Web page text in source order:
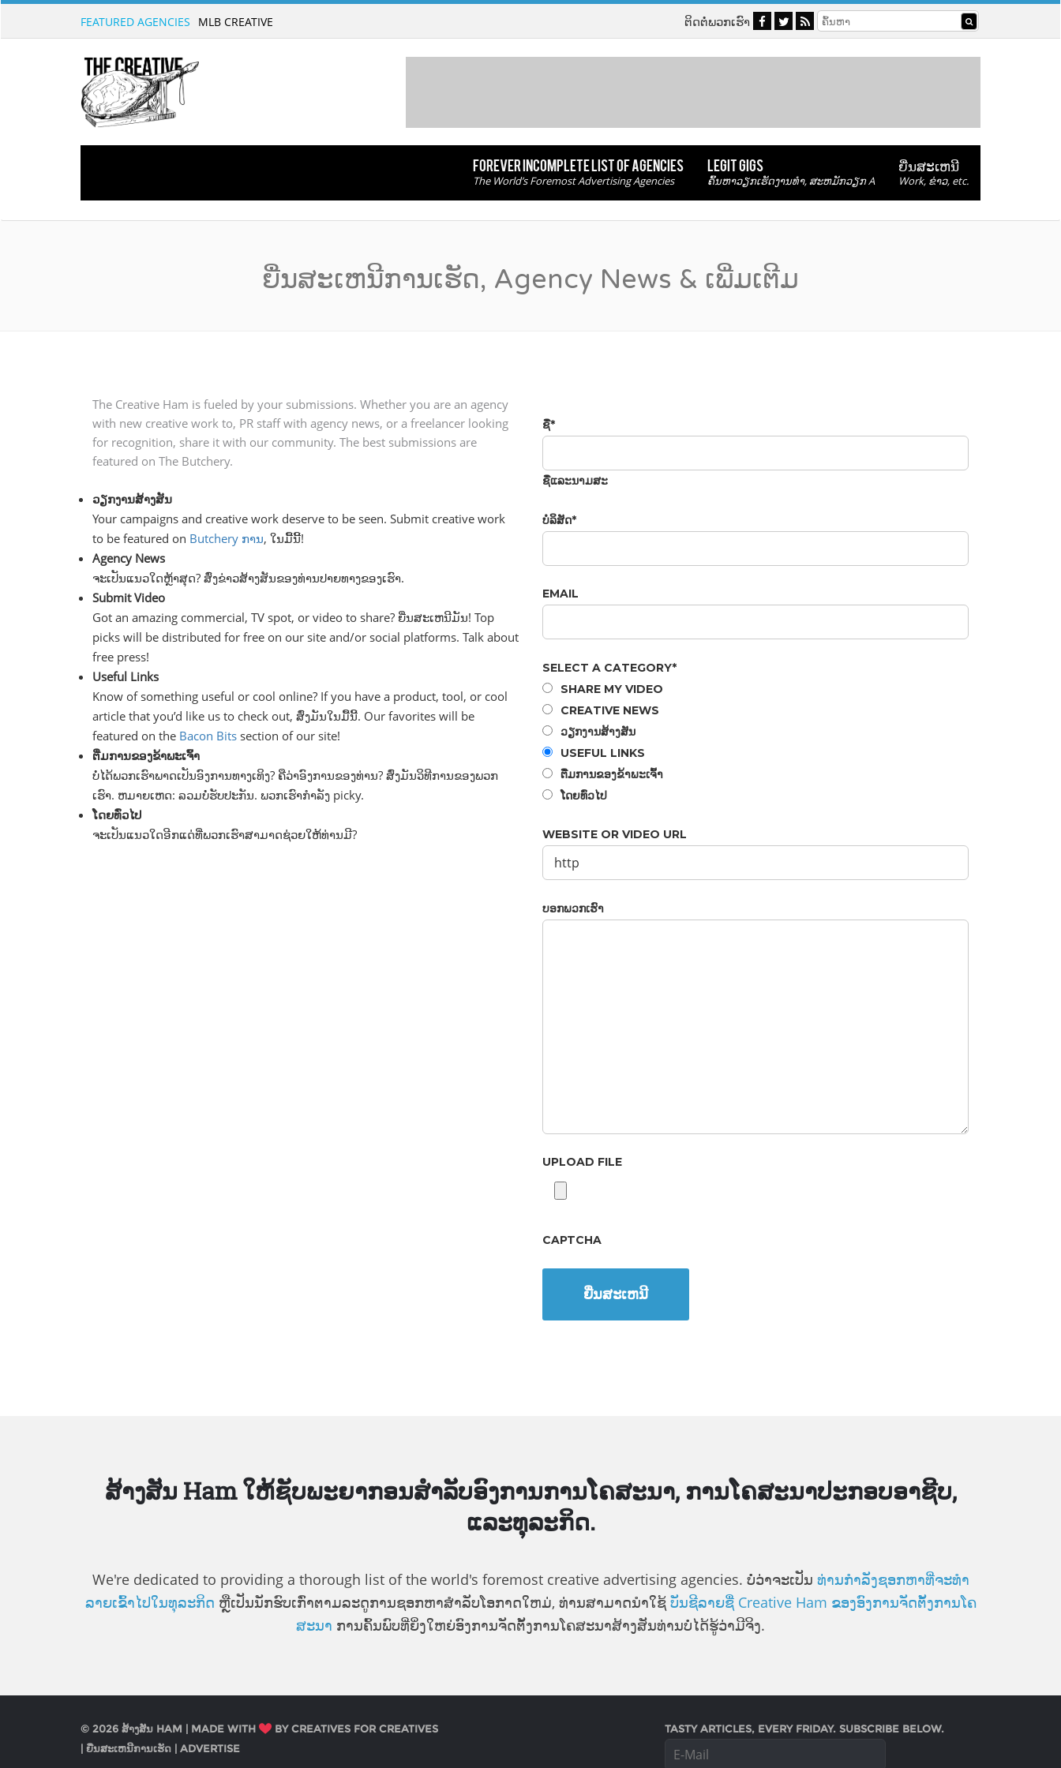
FEATURED AGENCIES MLB CREATIVE ຕິດ​ຕໍ່​ພວກ​ເຮົາ
FOREVER INCOMPLETE LIST OF AGENCIES
The World’s Foremost Advertising Agencies
LEGIT GIGS
ຄົ້ນ​ຫາ​ວຽກ​ເຮັດ​ງານ​ທໍາ, ສະ​ຫມັກ​ວຽກ A
ຍື່ນ​ສະ​ເຫນີ
Work, ຂ່າວ, etc.
ຍື່ນ​ສະ​ເຫນີ​ການ​ເຮັດ, Agency News & ເພີ່ມ​ເຕີມ
The Creative Ham is fueled by your submissions. Whether you are an agency
with new creative work to, PR staff with agency news, or a freelancer looking
for recognition, share it with our community. The best submissions are
featured on The Butchery.
ວຽກ​ງານ​ສ້າງ​ສັນ
Your campaigns and creative work deserve to be seen. Submit creative work
to be featured on Butchery ການ, ໃນ​ມື້​ນີ້!
Agency News
ຈະ​ເປັນ​ແນວ​ໃດ​ຫຼ້າ​ສຸດ? ສົ່ງ​ຂ່າວ​ສ້າງ​ສັນ​ຂອງ​ທ່ານ​ປາຍ​ທາງ​ຂອງ​ເຮົາ.
Submit Video
Got an amazing commercial, TV spot, or video to share? ຍື່ນ​ສະ​ເຫນີ​ມັນ! Top
picks will be distributed for free on our site and/or social platforms. Talk about
free press!
Useful Links
Know of something useful or cool online? If you have a product, tool, or cool
article that you’d like us to check out, ສົ່ງ​ມັນ​ໃນ​ມື້​ນີ້. Our favorites will be
featured on the Bacon Bits section of our site!
ຕື່ມ​ການ​ຂອງ​ຂ້າ​ພະ​ເຈົ້າ
ບໍ່​ໄດ້​ພວກ​ເຮົາ​ພາດ​ເປັນ​ອົງ​ການ​ທາງ​ເທິງ? ຄື​ວ່າ​ອົງ​ການ​ຂອງ​ທ່ານ? ສົ່ງ​ມັນ​ວິ​ທີ​ການ​ຂອງ​ພວກ​
ເຮົາ. ຫມາຍ​ເຫດ: ລວມ​ບໍ່​ຮັບ​ປະ​ກັນ. ພວກ​ເຮົາ​ກໍາ​ລັງ picky.
ໂດຍ​ທົ່ວ​ໄປ
ຈະ​ເປັນ​ແນວ​ໃດ​ອີກ​ແດ່​ທີ່​ພວກ​ເຮົາ​ສາ​ມາດ​ຊ່ວຍ​ໃຫ້​ທ່ານ​ມີ?
ຊື່*
ຊື່​ແລະ​ນາມ​ສະ
ບໍ​ລິ​ສັດ*
EMAIL
SELECT A CATEGORY*
SHARE MY VIDEO
CREATIVE NEWS
ວຽກ​ງານ​ສ້າງ​ສັນ
USEFUL LINKS
ຕື່ມ​ການ​ຂອງ​ຂ້າ​ພະ​ເຈົ້າ
ໂດຍ​ທົ່ວ​ໄປ
WEBSITE OR VIDEO URL
ບອກ​ພວກ​ເຮົາ
UPLOAD FILE
file
docx.
CAPTCHA
ສ້າງ​ສັນ Ham ໃຫ້​ຊັບ​ພະ​ຍາ​ກອນ​ສໍາ​ລັບ​ອົງ​ການ​ການ​ໂຄ​ສະ​ນາ, ການ​ໂຄ​ສະ​ນາ​ປະ​ກອບ​ອາ​ຊີບ,
ແລະ​ທຸ​ລະ​ກິດ.
We're dedicated to providing a thorough list of the world's foremost creative advertising agencies. ບໍ່​ວ່າ​ຈະ​ເປັນ ທ່ານ​ກໍາ​ລັງ​ຊອກ​ຫາ​ທີ່​ຈະ​ທໍາ​
ລາຍ​ເຂົ້າ​ໄປ​ໃນ​ທຸ​ລະ​ກິດ ຫຼື​ເປັນ​ນັກ​ຮົບ​ເກົ່າ​ຕາມ​ລະ​ດູ​ການ​ຊອກ​ຫາ​ສໍາ​ລັບ​ໂອ​ກາດ​ໃຫມ່, ທ່ານ​ສາ​ມາດ​ນໍາ​ໃຊ້ ບັນ​ຊີ​ລາຍ​ຊື່ Creative Ham ຂອງ​ອົງ​ການ​ຈັດ​ຕັ້ງ​ການ​ໂຄ​
ສະ​ນາ ການ​ຄົ້ນ​ພົບ​ທີ່​ຍິ່ງ​ໃຫຍ່​ອົງ​ການ​ຈັດ​ຕັ້ງ​ການ​ໂຄ​ສະ​ນາ​ສ້າງ​ສັນ​ທ່ານ​ບໍ່​ໄດ້​ຮູ້​ວ່າ​ມີ​ຈິງ.
© 2026 ສ້າງ​ສັນ HAM | MADE WITH
BY CREATIVES FOR CREATIVES
| ຍື່ນ​ສະ​ເຫນີ​ການ​ເຮັດ | ADVERTISE
TASTY ARTICLES, EVERY FRIDAY. SUBSCRIBE BELOW.